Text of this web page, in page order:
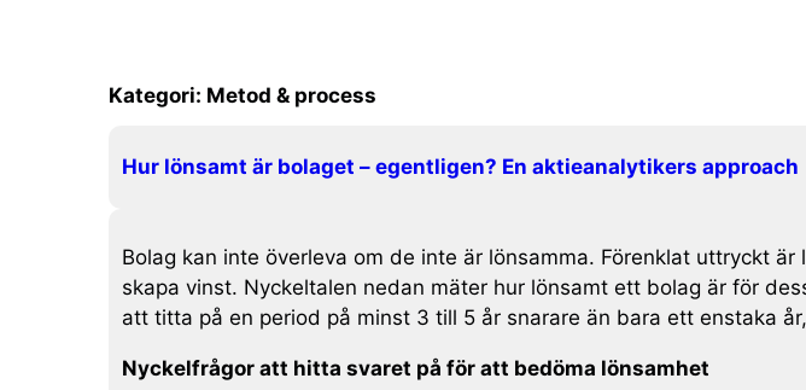
Kategori: Metod & process
Hur lönsamt är bolaget – egentligen? En aktieanalytikers approach
Bolag kan inte överleva om de inte är lönsamma. Förenklat uttryckt
skapa vinst. Nyckeltalen nedan mäter hur lönsamt ett bolag är för
att titta på en period på minst 3 till 5 år snarare än bara ett enstaka
Nyckelfrågor att hitta svaret på för att bedöma lönsamhet